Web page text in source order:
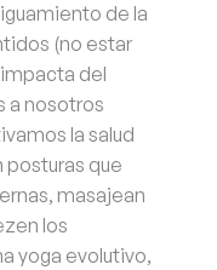
de la
(no estar
del
a nosotros
la salud
posturas que
masajean
los
yoga evolutivo,